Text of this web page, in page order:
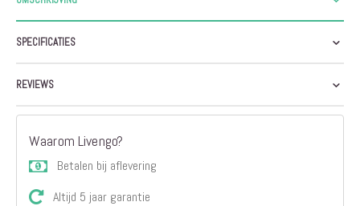
SPECIFICATIES
REVIEWS
Waarom Livengo?
Betalen bij aflevering
Altijd 5 jaar garantie